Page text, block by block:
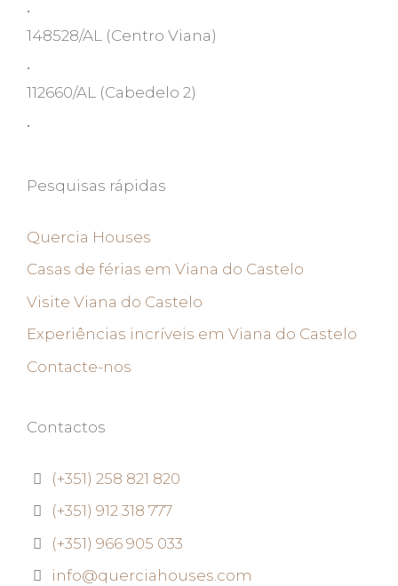
•
148528/AL (Centro Viana)
•
112660/AL (Cabedelo 2)
•
Pesquisas rápidas
Quercia Houses
Casas de férias em Viana do Castelo
Visite Viana do Castelo
Experiências incríveis em Viana do Castelo
Contacte-nos
Contactos
(+351) 258 821 820
(+351) 912 318 777
(+351) 966 905 033
info@querciahouses.com